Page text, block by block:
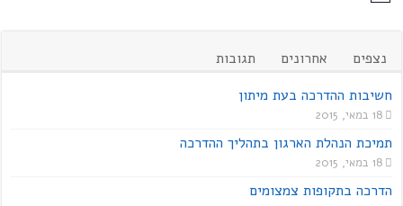
נצפים אחרונים
תגובות
חשיבות ההדרכה בעת מיתון
18 במאי, 2015
תמיכת הנהלת הארגון בתהליך ההדרכה
18 במאי, 2015
הדרכה בתקופות צמצומים